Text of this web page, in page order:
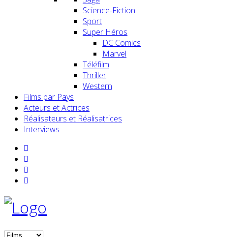
Science-Fiction
Sport
Super Héros
DC Comics
Marvel
Téléfilm
Thriller
Western
Films par Pays
Acteurs et Actrices
Réalisateurs et Réalisatrices
Interviews